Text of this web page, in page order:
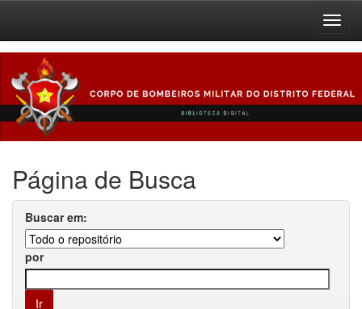
navigation
Página de Busca
Buscar em:
por